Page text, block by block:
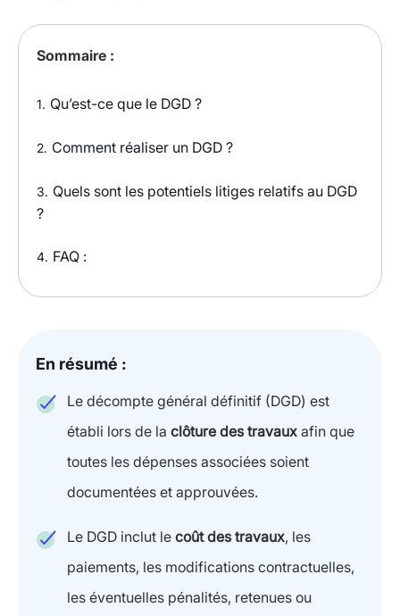
Sommaire :
1. Qu’est-ce que le DGD ?
2. Comment réaliser un DGD ?
3. Quels sont les potentiels litiges relatifs au DGD
?
4. FAQ :
En résumé :
Le décompte général définitif (DGD) est
établi lors de la clôture des travaux afin que
toutes les dépenses associées soient
documentées et approuvées.
Le DGD inclut le coût des travaux, les
paiements, les modifications contractuelles,
les éventuelles pénalités, retenues ou